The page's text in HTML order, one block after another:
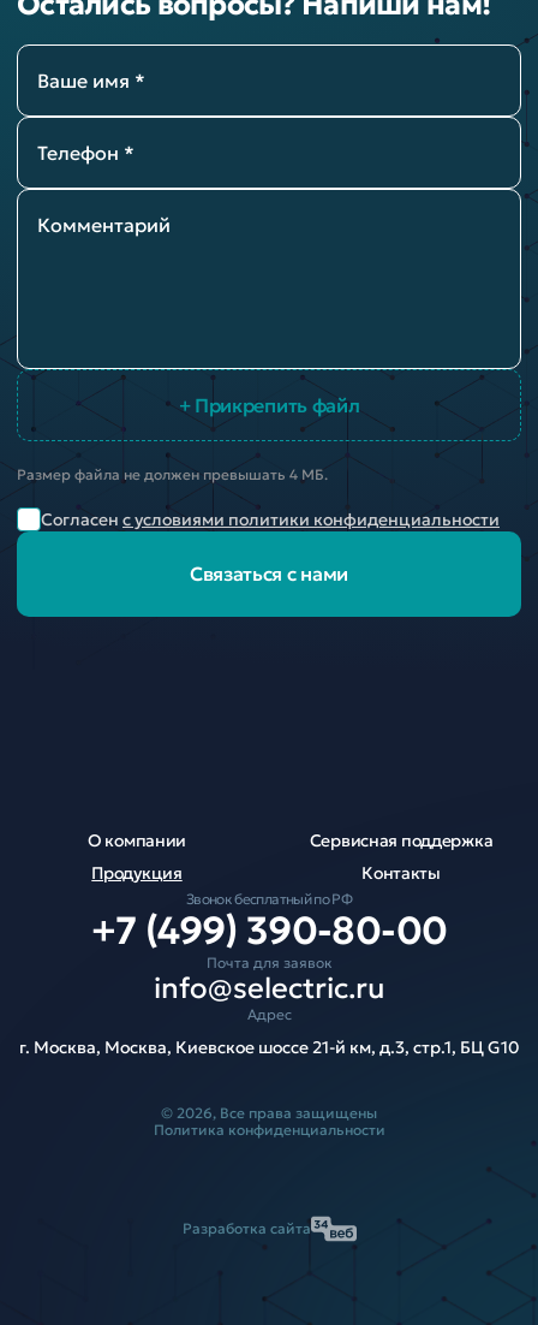
Ваше имя *
Телефон *
Комментарий
+ Прикрепить файл
Размер файла не должен превышать 4 МБ.
Согласен с условиями политики конфиденциальности
Связаться с нами
О компании
Продукция
Сервисная поддержка
Контакты
Звонок бесплатный по РФ
+7 (499) 390-80-00
Почта для заявок
info@selectric.ru
Адрес
г. Москва, Москва, Киевское шоссе 21-й км, д.3, стр.1, БЦ G10
© 2026, Все права защищены
Политика конфиденциальности
Разработка сайта